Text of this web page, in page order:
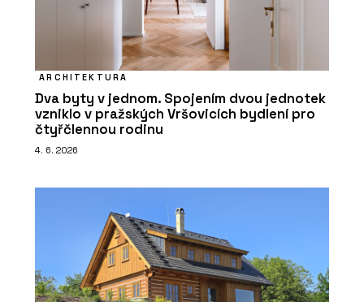
ARCHITEKTURA
Dva byty v jednom. Spojením dvou jednotek
vzniklo v pražských Vršovicích bydlení pro
čtyřčlennou rodinu
4. 6. 2026